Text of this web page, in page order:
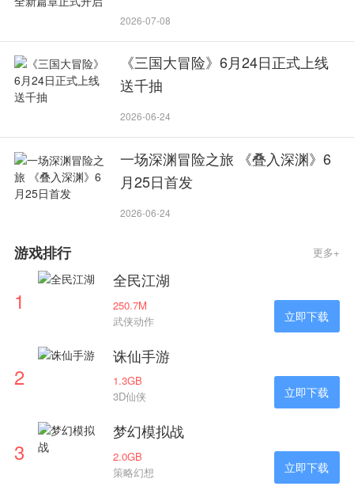
2026-07-08
《三国大冒险》6月24日正式上线
送千抽
2026-06-24
一场深渊冒险之旅 《叠入深渊》6
月25日首发
2026-06-24
游戏排行 更多+
1
全民江湖
250.7M
武侠动作
立即下载
2
诛仙手游
1.3GB
3D仙侠
立即下载
3
梦幻模拟战
2.0GB
策略幻想
立即下载